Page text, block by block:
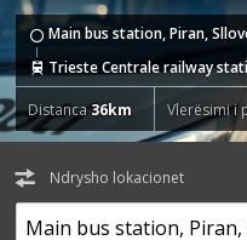
Main bus station, Piran,
Trieste Centrale railway
Distanca36km Vlerësimi i
Ndrysho lokacionet